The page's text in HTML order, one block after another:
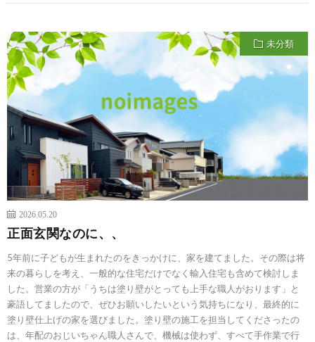
未分類
2026.05.20
正面玄関なのに、、
5年前に子どもが生まれたのをきっかけに、家を建てました。その際は将
来の暮らしを考え、一般的な住宅だけでなく輸入住宅も含めて検討しま
した。営業の方が「うちは塗り壁がとっても上手な職人がおります」と
豪語してましたので、ぜひお願いしたいという気持ちになり、最終的に
塗り壁仕上げの家を選びました。塗り壁の施工を担当してくださったの
は、年配のおじいちゃん職人さんで、機械は使わず、すべて手作業で行